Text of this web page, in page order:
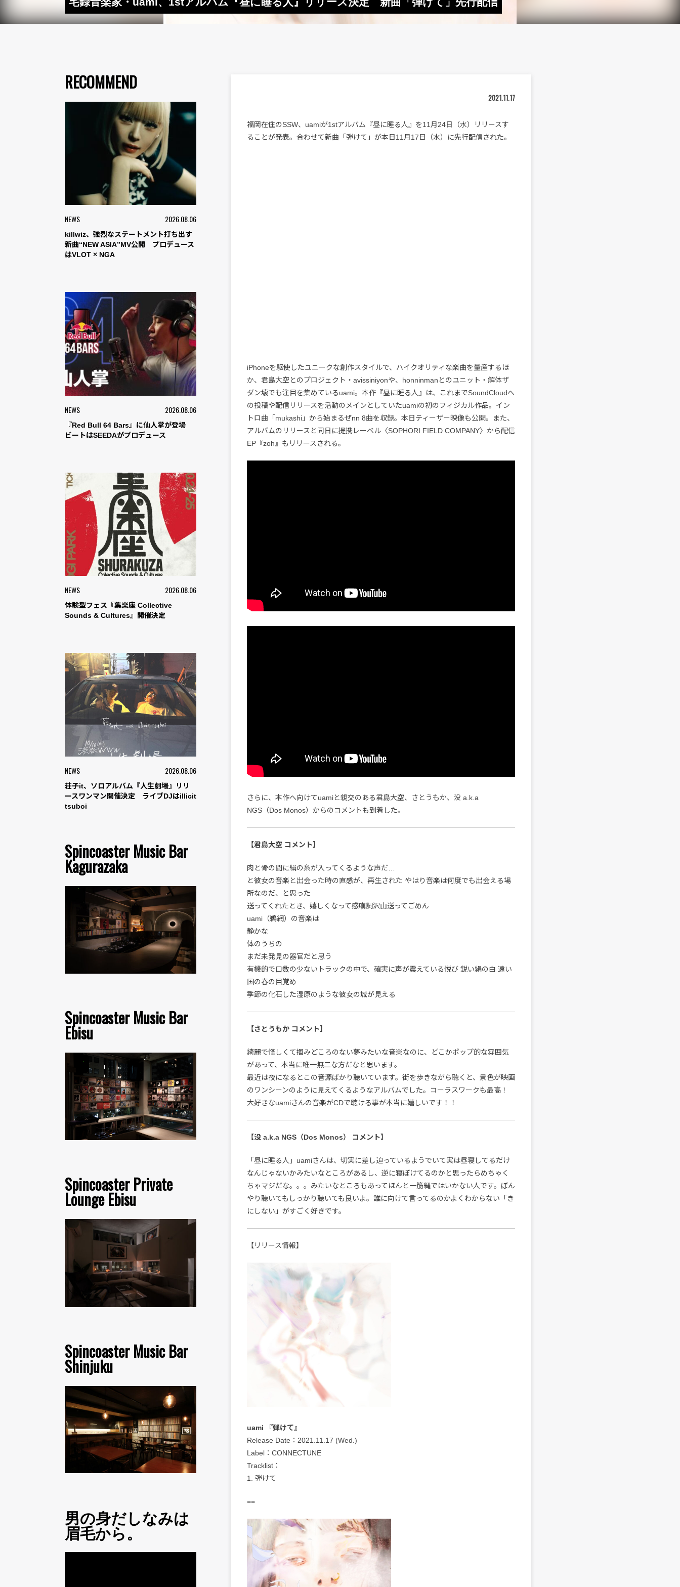
RECOMMEND
NEWS 2026.08.06
killwiz、強烈なステートメント打ち出す
新曲“NEW ASIA”MV公開 プロデュース
はVLOT × NGA
NEWS 2026.08.06
『Red Bull 64 Bars』に仙人掌が登場
ビートはSEEDAがプロデュース
NEWS 2026.08.06
体験型フェス『集楽座 Collective
Sounds & Cultures』開催決定
NEWS 2026.08.06
荘子it、ソロアルバム『人生劇場』リリ
ースワンマン開催決定 ライブDJはillicit
tsuboi
Spincoaster Music Bar
Kagurazaka
Spincoaster Music Bar
Ebisu
Spincoaster Private
Lounge Ebisu
Spincoaster Music Bar
Shinjuku
男の身だしなみは
眉毛から。
2021.11.17
福岡在住のSSW、uamiが1stアルバム『昼に睡る人』を11月24日（水）リリースす
ることが発表。合わせて新曲「弾けて」が本日11月17日（水）に先行配信された。
iPhoneを駆使したユニークな創作スタイルで、ハイクオリティな楽曲を量産するほ
か、君島大空とのプロジェクト・avissiniyonや、honninmanとのユニット・解体ザ
ダン壊でも注目を集めているuami。本作『昼に睡る人』は、これまでSoundCloudへ
の投稿や配信リリースを活動のメインとしていたuamiの初のフィジカル作品。イン
トロ曲「mukashi」から始まるぜnn 8曲を収録。本日ティーザー映像も公開。また、
アルバムのリリースと同日に提携レーベル〈SOPHORI FIELD COMPANY〉から配信
EP『zoh』もリリースされる。
さらに、本作へ向けてuamiと親交のある君島大空、さとうもか、没 a.k.a
NGS（Dos Monos）からのコメントも到着した。
【君島大空 コメント】
肉と骨の間に絹の糸が入ってくるような声だ…
と彼女の音楽と出会った時の直感が、再生された やはり音楽は何度でも出会える場
所なのだ、と思った
送ってくれたとき、嬉しくなって感嘆詞沢山送ってごめん
uami（鵜網）の音楽は
静かな
体のうちの
まだ未発見の器官だと思う
有機的で口数の少ないトラックの中で、確実に声が震えている悦び 鋭い絹の白 遠い
国の春の目覚め
季節の化石した湿原のような彼女の城が見える
【さとうもか コメント】
綺麗で怪しくて掴みどころのない夢みたいな音楽なのに、どこかポップ的な雰囲気
があって、本当に唯一無二な方だなと思います。
最近は夜になるとこの音源ばかり聴いています。街を歩きながら聴くと、景色が映画
のワンシーンのように見えてくるようなアルバムでした。コーラスワークも最高！
大好きなuamiさんの音楽がCDで聴ける事が本当に嬉しいです！！
【没 a.k.a NGS（Dos Monos） コメント】
「昼に睡る人」uamiさんは、切実に差し迫っているようでいて実は昼寝してるだけ
なんじゃないかみたいなところがあるし、逆に寝ぼけてるのかと思ったらめちゃく
ちゃマジだな。。。みたいなところもあってほんと一筋縄ではいかない人です。ぼん
やり聴いてもしっかり聴いても良いよ。誰に向けて言ってるのかよくわからない「き
にしない」がすごく好きです。
【リリース情報】
uami 『弾けて』
Release Date：2021.11.17 (Wed.)
Label：CONNECTUNE
Tracklist：
1. 弾けて
==